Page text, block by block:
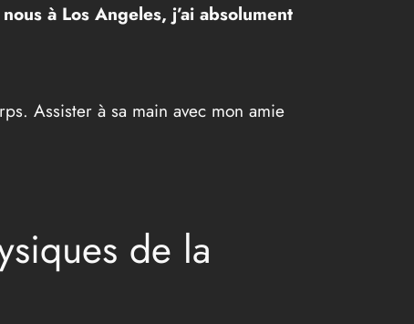
à Los Angeles, j’ai absolument
Assister à sa main avec mon amie
de la